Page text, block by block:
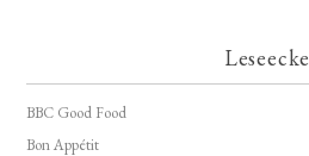
Leseecke
BBC Good Food
Bon Appétit